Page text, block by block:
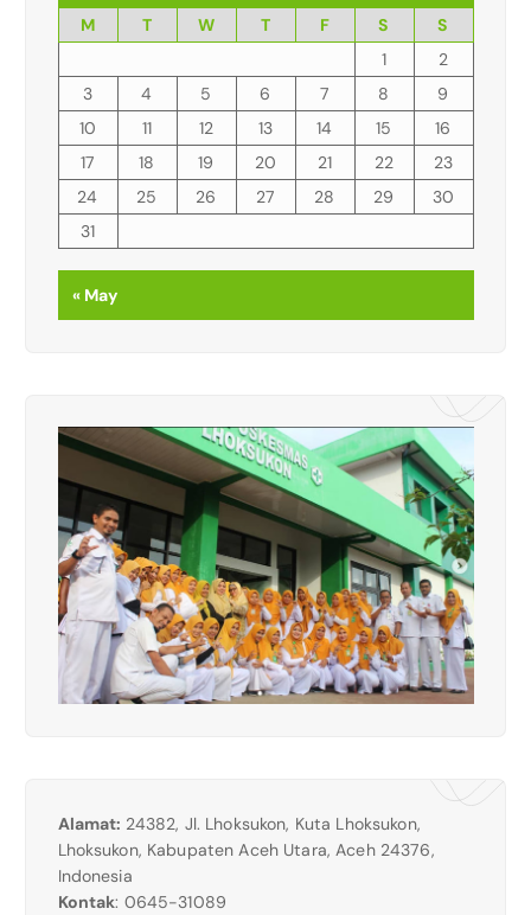
M T W T F S
S
1
2
3
4 5 6 7 8
9
10
11 12 13 14 15
16
17
18 19 20 21 22
23
24
25 26 27 28 29
30
31
« May
Alamat: 24382, Jl. Lhoksukon, Kuta Lhoksukon,
Lhoksukon, Kabupaten Aceh Utara, Aceh 24376,
Indonesia
Kontak: 0645-31089